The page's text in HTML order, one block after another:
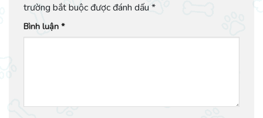
trường bắt buộc được đánh dấu*
Bình luận *